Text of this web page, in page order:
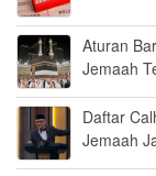
Aturan
Jemaah
Daftar
Jemaah